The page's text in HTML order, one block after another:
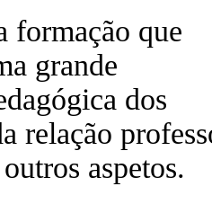
formação que
grande
dos
relação
aspetos.